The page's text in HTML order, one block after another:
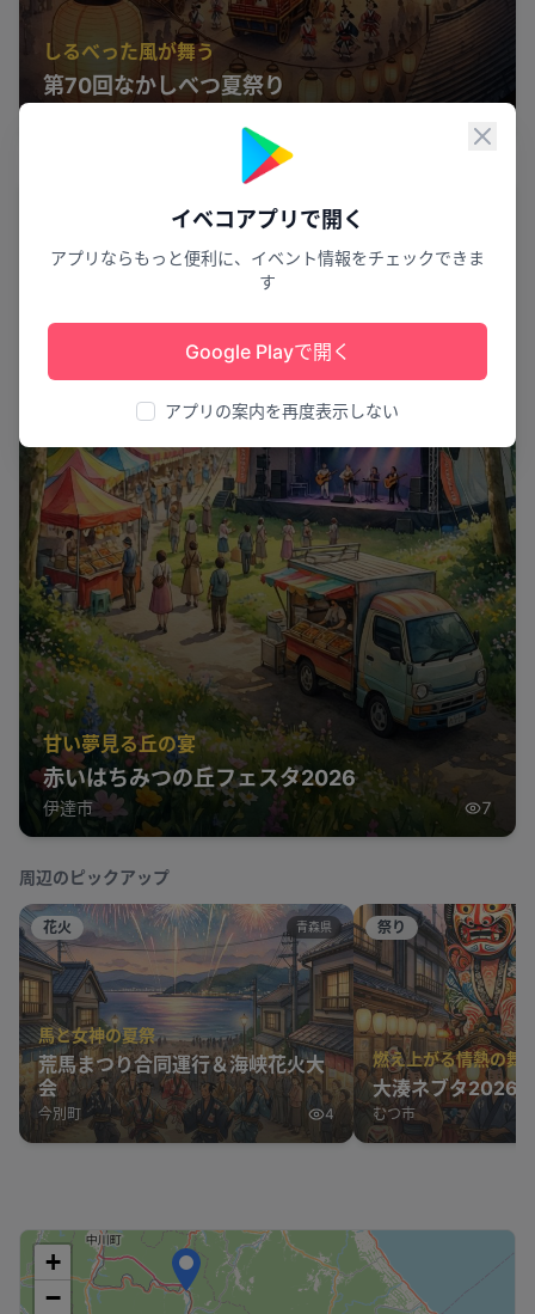
閉じ
イベコアプリで開く
アプリならもっと便利に、イベント情報をチェックできま
す
Google Playで開く
アプリの案内を再度表示しない
しるべった風が舞う
第70回なかしべつ夏祭り
甘い夢見る丘の宴
赤いはちみつの丘フェスタ2026
伊達市 7
周辺のピックアップ
花火 青森県
馬と女神の夏祭
荒馬まつり合同運行＆海峡花火大
会
今別町 4
祭り
燃え上がる情熱の舞
大湊ネブタ2026
むつ市
+
−